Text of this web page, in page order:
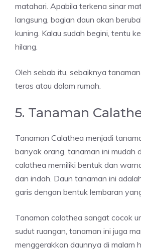
matahari. Apabila terkena sinar
langsung, bagian daun akan
kuning. Kalau sudah begini, tentu
hilang.
Oleh sebab itu, sebaiknya
teras atau dalam rumah.
5. Tanaman
Tanaman Calathea menjadi
banyak orang, tanaman ini mudah
calathea memiliki bentuk dan
dan indah. Daun tanaman ini
garis dengan bentuk lembaran
Tanaman calathea sangat cocok
sudut ruangan, tanaman ini juga
menggerakkan daunnya di malam